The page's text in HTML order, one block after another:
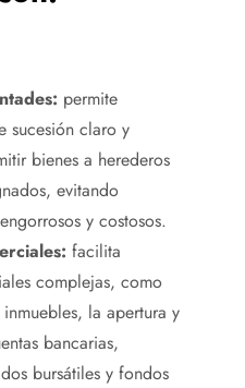
permite
sucesión claro y
bienes a herederos
evitando
y costosos.
facilita
complejas, como
la apertura y
bancarias,
bursátiles y fondos